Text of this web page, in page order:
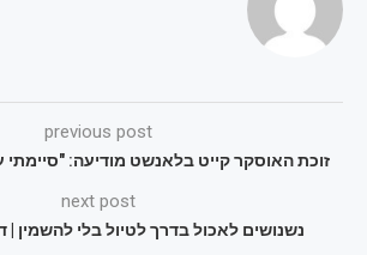
previous post
זוכת האוסקר קייט בלאנשט מודיעה:
next post
נשנושים לאכול בדרך לטיול בלי להשמין |